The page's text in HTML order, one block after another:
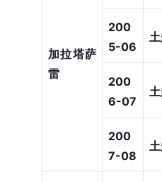
加拉塔萨
雷
200
5-06
200
6-07
200
7-08